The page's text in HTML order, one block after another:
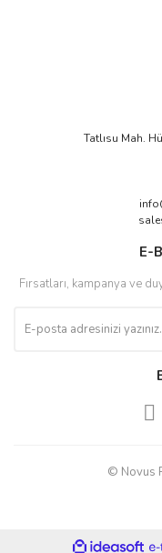
Tatlısu Mah.
E-
Fırsatları, kampanya ve
© Novus